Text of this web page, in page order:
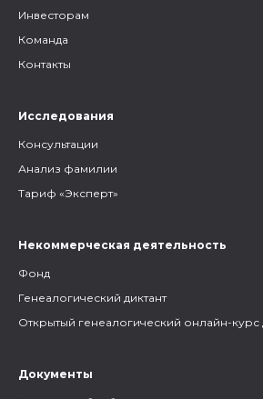
Инвесторам
Команда
Контакты
Исследования
Консультации
Анализ фамилии
Тариф «Эксперт»
Некоммерческая деятельность
Фонд
Генеалогический диктант
Открытый генеалогический онлайн-
Документы